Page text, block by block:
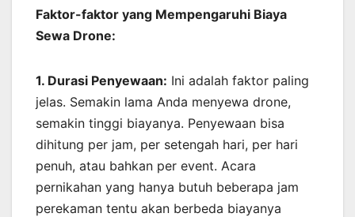
Faktor-faktor yang Mempengaruhi Biaya
Sewa Drone:
1. Durasi Penyewaan: Ini adalah faktor paling
jelas. Semakin lama Anda menyewa drone,
semakin tinggi biayanya. Penyewaan bisa
dihitung per jam, per setengah hari, per hari
penuh, atau bahkan per event. Acara
pernikahan yang hanya butuh beberapa jam
perekaman tentu akan berbeda biayanya